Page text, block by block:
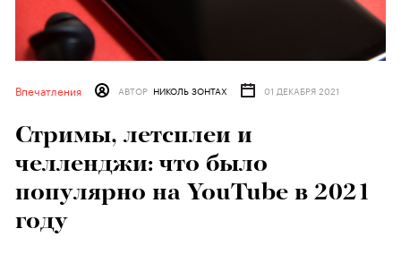
Впечатления АВТОР НИКОЛЬ ЗОНТАХ 01 ДЕКАБРЯ 2021
Стримы, летсплеи и
челленджи: что было
популярно на YouTube в 2021
году